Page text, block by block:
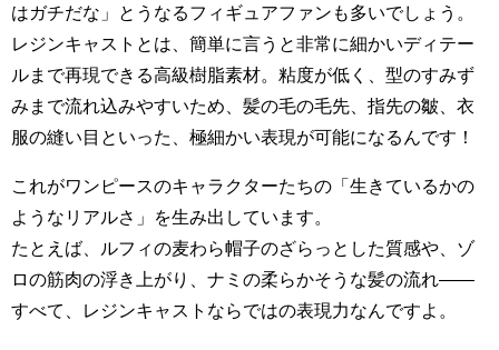
はガチだな」とうなるフィギュアファンも多いでしょう。
レジンキャストとは、簡単に言うと非常に細かいディテー
ルまで再現できる高級樹脂素材。粘度が低く、型のすみず
みまで流れ込みやすいため、髪の毛の毛先、指先の皺、衣
服の縫い目といった、極細かい表現が可能になるんです！
これがワンピースのキャラクターたちの「生きているかの
ようなリアルさ」を生み出しています。
たとえば、ルフィの麦わら帽子のざらっとした質感や、ゾ
ロの筋肉の浮き上がり、ナミの柔らかそうな髪の流れ――
すべて、レジンキャストならではの表現力なんですよ。